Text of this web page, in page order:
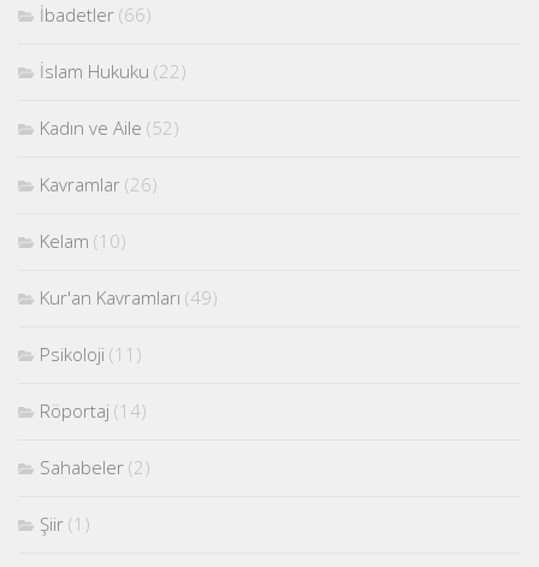
İbadetler (66)
İslam Hukuku (22)
Kadın ve Aile (52)
Kavramlar (26)
Kelam (10)
Kur'an Kavramları (49)
Psikoloji (11)
Röportaj (14)
Sahabeler (2)
Şiir (1)